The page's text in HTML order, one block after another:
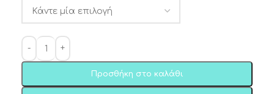
Προσθήκη στο καλάθι